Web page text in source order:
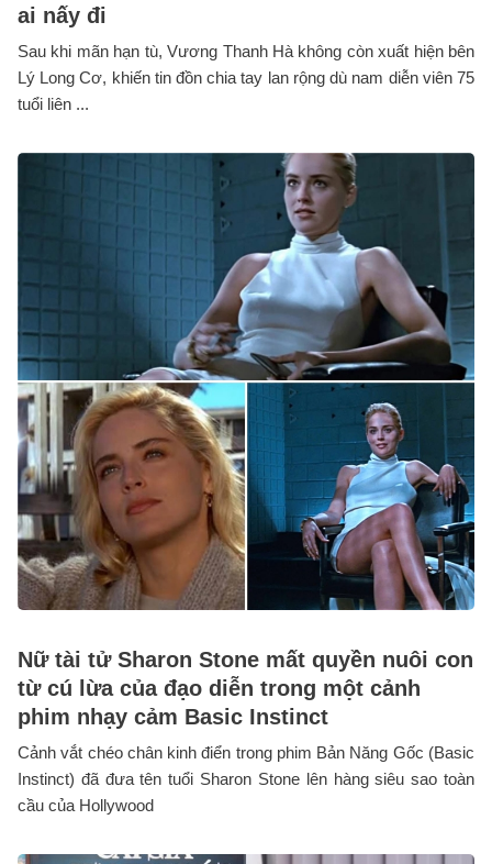
ai nấy đi
Sau khi mãn hạn tù, Vương Thanh Hà không còn xuất hiện bên
Lý Long Cơ, khiến tin đồn chia tay lan rộng dù nam diễn viên 75
tuổi liên ...
Nữ tài tử Sharon Stone mất quyền nuôi con
từ cú lừa của đạo diễn trong một cảnh
phim nhạy cảm Basic Instinct
Cảnh vắt chéo chân kinh điển trong phim Bản Năng Gốc (Basic
Instinct) đã đưa tên tuổi Sharon Stone lên hàng siêu sao toàn
cầu của Hollywood